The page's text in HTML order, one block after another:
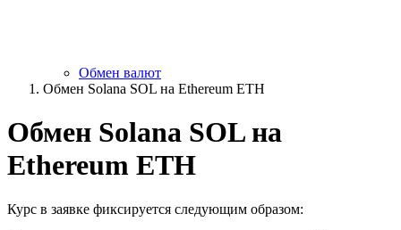
Обмен валют
Обмен Solana SOL на Ethereum ETH
Обмен Solana SOL на
Ethereum ETH
Курс в заявке фиксируется следующим образом: